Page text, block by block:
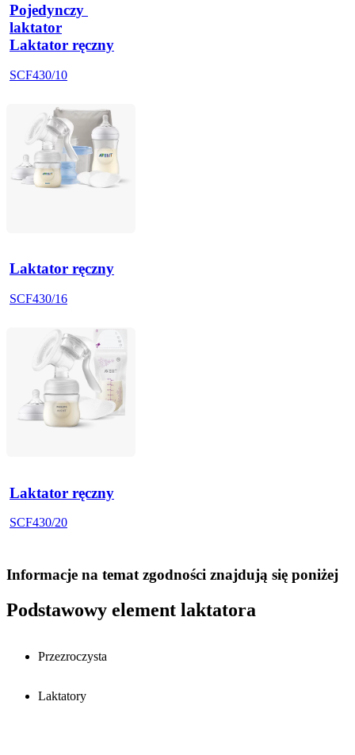
Pojedynczy
laktator
Laktator ręczny
SCF430/10
Laktator ręczny
SCF430/16
Laktator ręczny
SCF430/20
Informacje na temat zgodności znajdują się poniżej
Podstawowy element laktatora
Przezroczysta
Laktatory